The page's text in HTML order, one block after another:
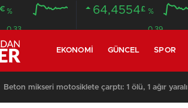
€ %
0.33
64,4554£ %
0.39
EKONOMI GÜNCEL SPOR
Beton mikseri motosiklete çarptı: 1 ölü, 1 ağır yaralı